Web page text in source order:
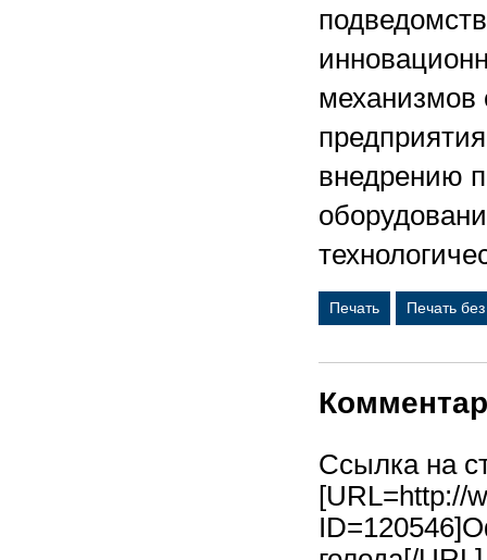
механизмов
внедрению
Печать Печать
Ссылка на
[URL=http://